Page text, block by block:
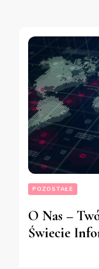
POZOSTAŁE
O Nas –
Świecie